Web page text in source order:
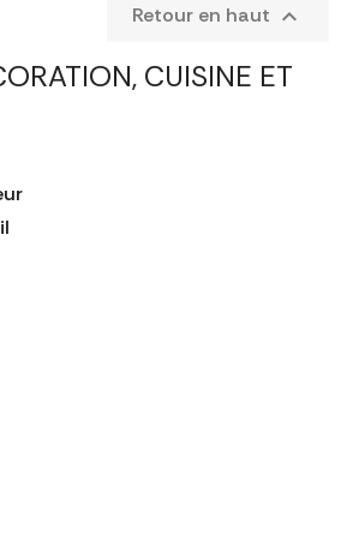
CUISINE ET
Retour en haut 